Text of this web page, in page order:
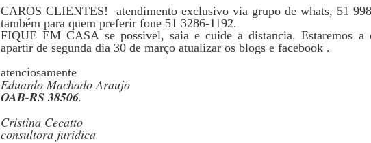
CAROS CLIENTES! atendimento exclusivo via grupo de whats, 51
também para quem preferir fone 51 3286-1192.
FIQUE EM CASA se possivel, saia e cuide a distancia. Estaremos a
apartir de segunda dia 30 de março atualizar os blogs e facebook .
atenciosamente
Eduardo Machado Araujo
OAB-RS 38506.
Cristina Cecatto
consultora juridica